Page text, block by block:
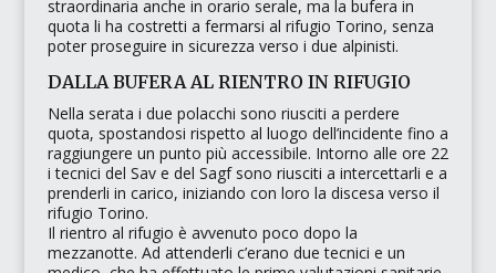
straordinaria anche in orario serale, ma la bufera in
quota li ha costretti a fermarsi al rifugio Torino, senza
poter proseguire in sicurezza verso i due alpinisti.
DALLA BUFERA AL RIENTRO IN RIFUGIO
Nella serata i due polacchi sono riusciti a perdere
quota, spostandosi rispetto al luogo dell’incidente fino a
raggiungere un punto più accessibile. Intorno alle ore 22
i tecnici del Sav e del Sagf sono riusciti a intercettarli e a
prenderli in carico, iniziando con loro la discesa verso il
rifugio Torino.
Il rientro al rifugio è avvenuto poco dopo la
mezzanotte. Ad attenderli c’erano due tecnici e un